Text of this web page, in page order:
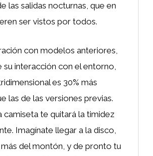
las salidas nocturnas, que en
ser vistos por todos.
con modelos anteriores,
su interacción con el entorno,
es 30% más
las de las versiones previas.
camiseta te quitará la timidez
Imagínate llegar a la disco,
del montón, y de pronto tu